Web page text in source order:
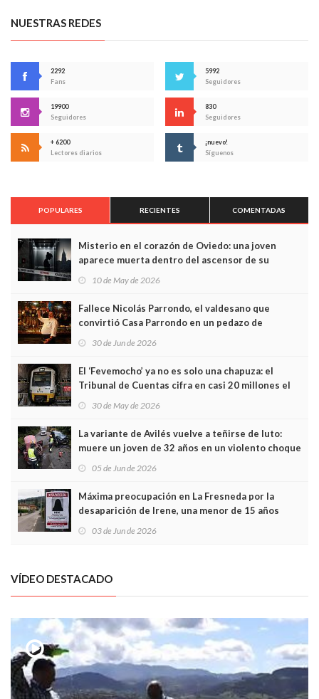
NUESTRAS REDES
2292
Fans
5992
Seguidores
19900
Seguidores
830
Seguidores
+ 6200
Lectores diarios
¡nuevo!
Síguenos
POPULARES RECIENTES COMENTADAS
Misterio en el corazón de Oviedo: una joven
aparece muerta dentro del ascensor de su
edificio y las cámaras captan sus últimos minutos
10 de May de 2026
Fallece Nicolás Parrondo, el valdesano que
convirtió Casa Parrondo en un pedazo de
Asturias en Madrid
30 de Jun de 2026
El ‘Fevemocho’ ya no es solo una chapuza: el
Tribunal de Cuentas cifra en casi 20 millones el
sobrecoste de los trenes que no cabían por los
30 de May de 2026
La variante de Avilés vuelve a teñirse de luto:
muere un joven de 32 años en un violento choque
frontal
05 de Jun de 2026
Máxima preocupación en La Fresneda por la
desaparición de Irene, una menor de 15 años
03 de Jun de 2026
VÍDEO DESTACADO